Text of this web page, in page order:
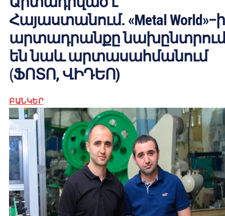
Հայաստանում. «Metal World»–ի
արտադրանքը նախընտրում
են նաև արտասահմանում
(ՖՈՏՈ, ՎԻԴԵՈ)
ԲԱՆԿԵՐ